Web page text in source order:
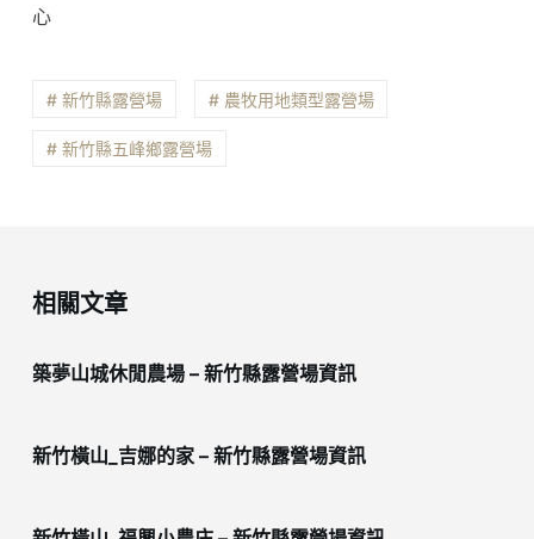
心
# 新竹縣露營場 # 農牧用地類型露營場
# 新竹縣五峰鄉露營場
相關文章
築夢山城休閒農場 – 新竹縣露營場資訊
新竹橫山_吉娜的家 – 新竹縣露營場資訊